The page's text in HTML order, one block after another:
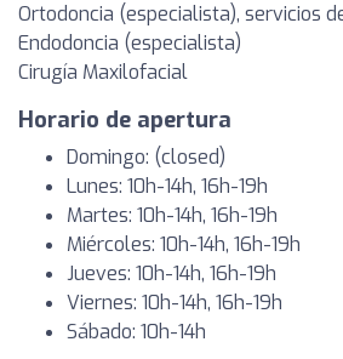
Ortodoncia (especialista), servicios
Endodoncia (especialista)
Cirugía Maxilofacial
Horario de apertura
Domingo: (closed)
Lunes: 10h-14h, 16h-19h
Martes: 10h-14h, 16h-19h
Miércoles: 10h-14h, 16h-19h
Jueves: 10h-14h, 16h-19h
Viernes: 10h-14h, 16h-19h
Sábado: 10h-14h